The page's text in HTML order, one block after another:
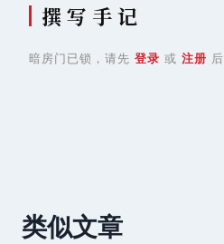
撰 写 手 记
暗房门已锁，请先 登录 或 注册
类似文章